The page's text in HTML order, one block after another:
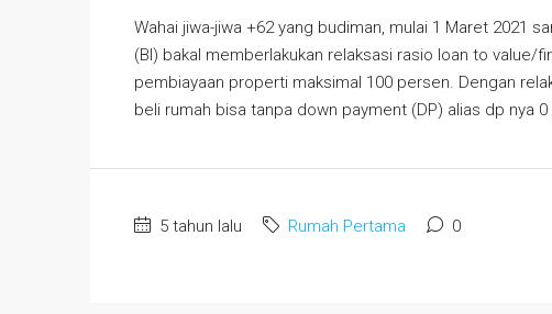
Wahai jiwa-jiwa +62 yang budiman, mulai 1 Maret 2021
(BI) bakal memberlakukan relaksasi rasio loan to value/
pembiayaan properti maksimal 100 persen. Dengan
beli rumah bisa tanpa down payment (DP) alias dp nya
5 tahun lalu Rumah Pertama 0